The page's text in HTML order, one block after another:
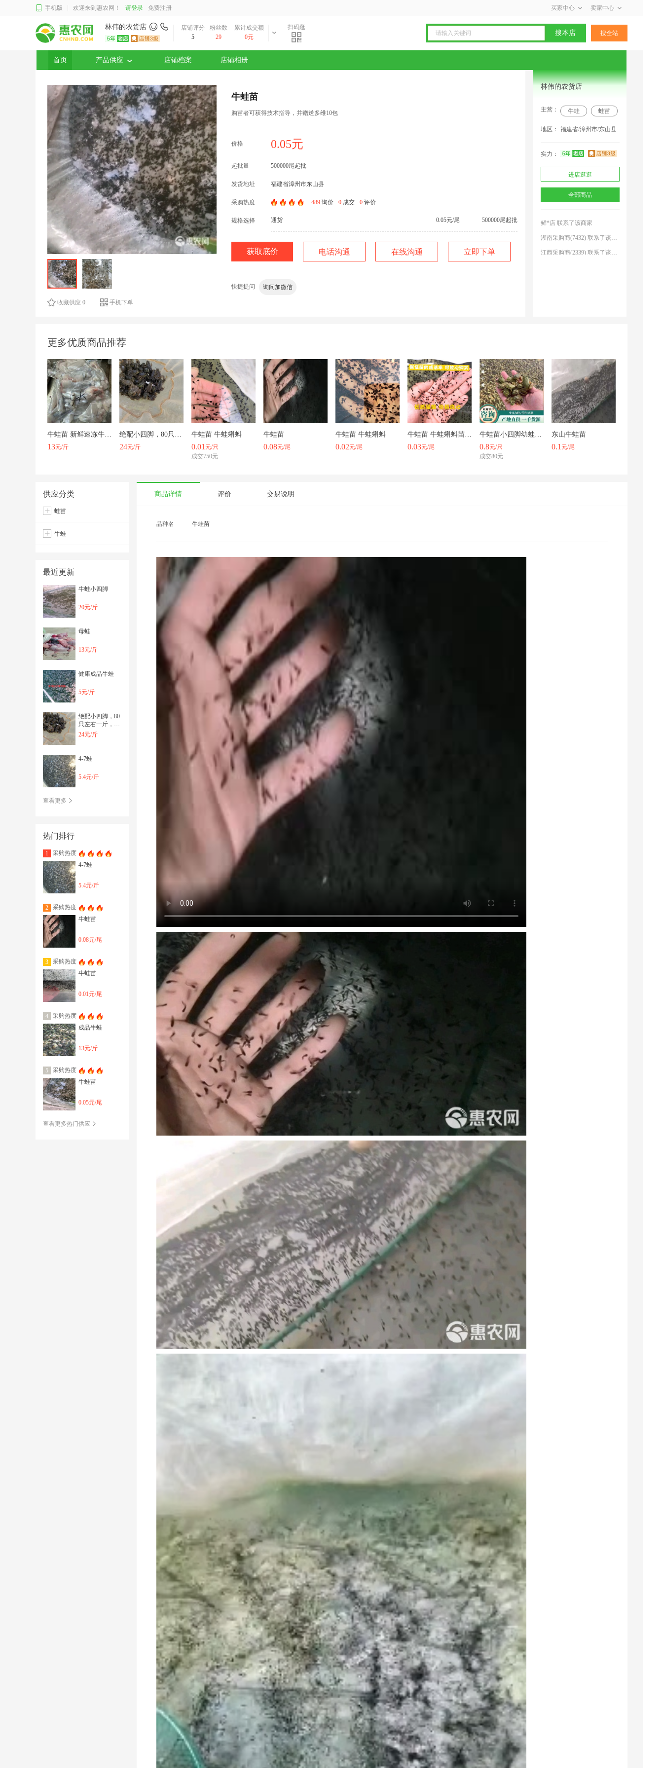
手机版 欢迎来到惠农网！ 请登录 免费注册 买家中心 卖家中心
林伟的农货店
店铺评分
5
粉丝数
29
累计成交额
0元
扫码逛
搜本店 搜全站
首页 产品供应 店铺档案 店铺相册
收藏供应 0 手机下单
牛蛙苗
购苗者可获得技术指导，并赠送多维10包
价格 0.05元
起批量 500000尾起批
发货地址 福建省漳州市东山县
采购热度 489 询价 0 成交 0 评价
规格选择 通货 0.05元/尾 500000尾起批
获取底价 电话沟通 在线沟通 立即下单
快捷提问 老板，有现货吗？
林伟的农货店
主营： 牛蛙 蛙苗
地区： 福建省/漳州市/东山县
实力：
进店逛逛
全部商品
出*******大 联系了该商家
鲜*店 联系了该商家
湖南采购商(7432) 联系了该商家
江西采购商(2339) 联系了该商家
hn1852547 联系了该商家
hn1595620 联系了该商家
hn1398627 联系了该商家
更多优质商品推荐
牛蛙苗 新鲜速冻牛蛙腿田鸡肉青蛙肉 麻辣美味牛蛙肉牛蛙冷冻
13元/斤
绝配小四脚，80只左右一斤，主要是苗头哦！
24元/斤
牛蛙苗 牛蛙蝌蚪
0.01 元/只
成交750元
牛蛙苗
0.08元/尾
牛蛙苗 牛蛙蝌蚪
0.02元/尾
牛蛙苗 牛蛙蝌蚪苗 山水孵化 自产直销
0.03元/尾
牛蛙苗小四脚幼蛙断尾上岸小蛙种苗好养
0.8元/只
成交80元
东山牛蛙苗
0.1 元/尾
供应分类
蛙苗
牛蛙
最近更新
牛蛙小四脚
20元/斤
母蛙
13元/斤
健康成品牛蛙
5元/斤
绝配小四脚，80
只左右一斤，主
要是苗头哦！
24元/斤
4-7蛙
5.4元/斤
查看更多
热门排行
1
采购热度
4-7蛙
5.4元/斤
2
采购热度
牛蛙苗
0.08元/尾
3
采购热度
牛蛙苗
0.01元/尾
4
采购热度
成品牛蛙
13元/斤
5
采购热度
牛蛙苗
0.05元/尾
查看更多热门供应
商品详情 评价 交易说明
品种名 牛蛙苗